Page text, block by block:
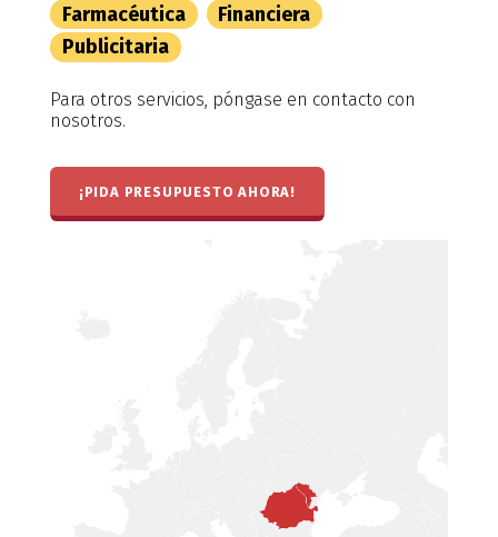
Farmacéutica
Financiera
Publicitaria
Para otros servicios, póngase en contacto con
nosotros.
¡PIDA PRESUPUESTO AHORA!